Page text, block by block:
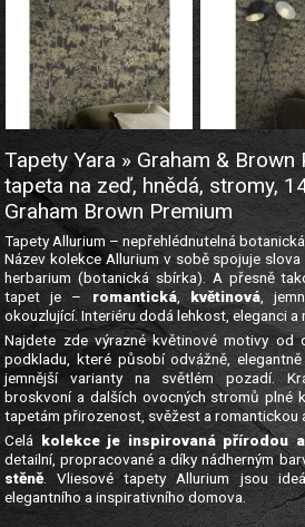
Tapety Yara » Graham & Brown
tapeta na zeď, hnědá, stromy,
Graham Brown Premium
Tapety Allurium – nepřehlédnutelná
Název kolekce Allurium v sobě spojuje
herbarium (botanická sbírka). A přesně
tapet je – romantická,květinová,
okouzlující. Interiéru dodá lehkost, eleganci a
Najdete zde výrazné květinové motivy od
podkladu, které působí odvážně,
jemnější varianty na světlém pozadí.
broskvoní a dalších ovocných stromů plné
tapetám přirozenost, svěžest a romantickou
Celá kolekce je inspirovaná přírodou
detailní, propracované a díky nádherným
stěně. Vliesové tapety Allurium jsou
elegantního a inspirativního domova.